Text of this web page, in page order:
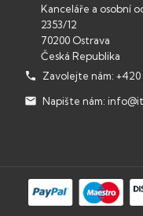
Kanceláře a osobní
2353/12
70200 Ostrava
Česká Republika

Zavolejte nám: +420
 Napište nám: